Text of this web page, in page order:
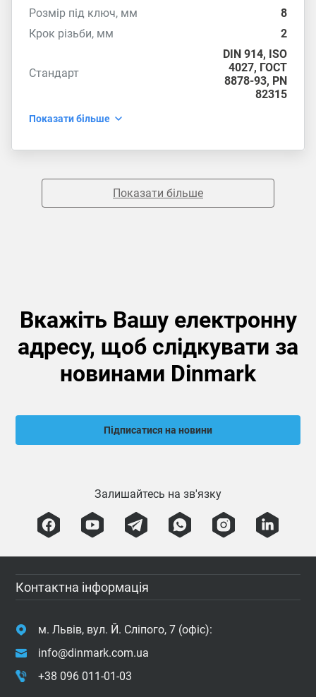
Розмір під ключ, мм
8
Крок різьби, мм
2
Стандарт
DIN 914, ISO
4027, ГОСТ
8878-93, PN
82315
Показати більше
Показати більше
Вкажіть Вашу електронну
адресу, щоб слідкувати за
новинами Dinmark
Підписатися на новини
Залишайтесь на зв'язку
Контактна інформація
м. Львів, вул. Й. Сліпого, 7 (офіс):
info@dinmark.com.ua
+38 096 011-01-03